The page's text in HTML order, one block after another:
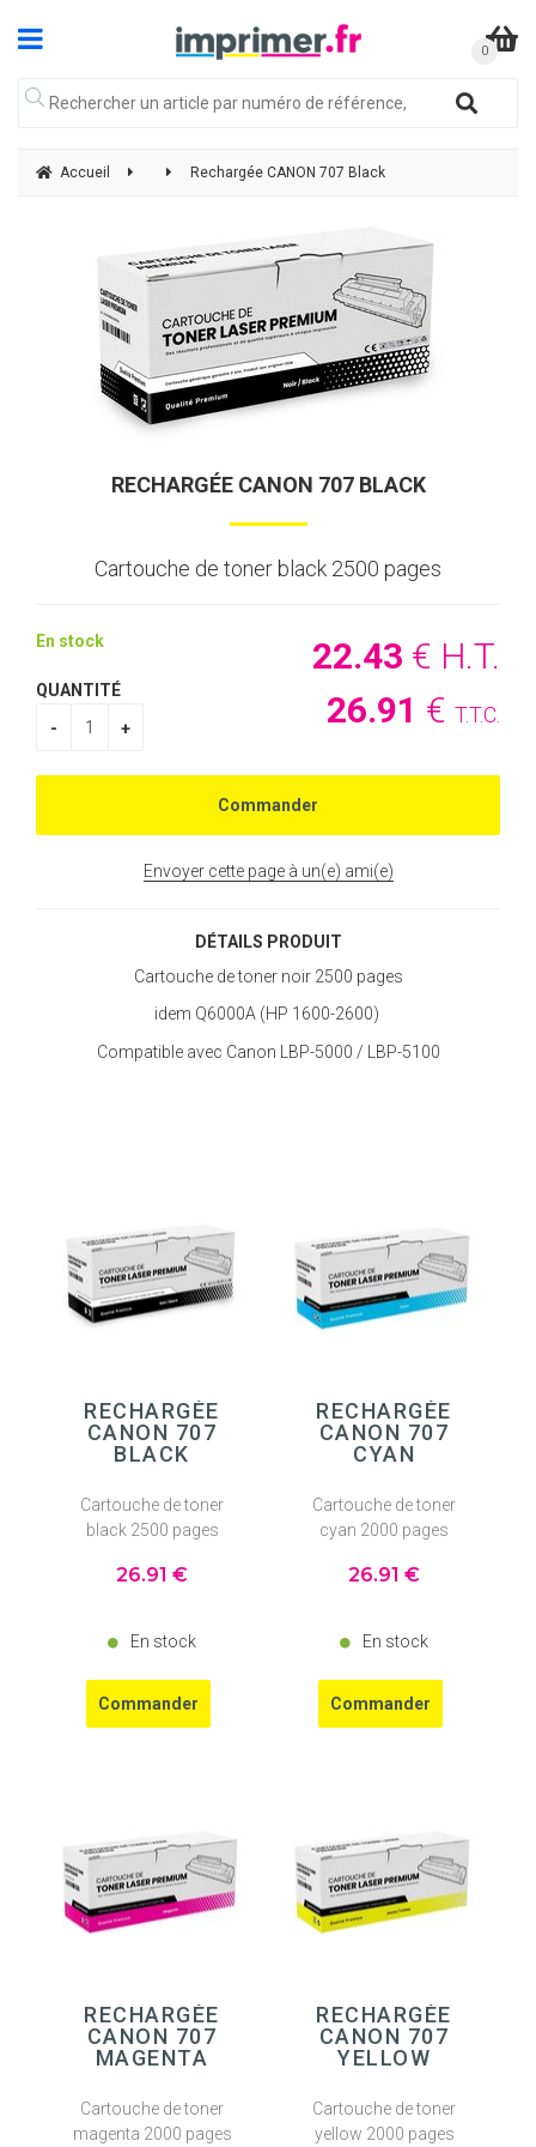
Accueil Rechargée CANON 707 Black
RECHARGÉE CANON 707 BLACK
Cartouche de toner black 2500 pages
22.43 € H.T.
26.91 € T.T.C.
En stock
QUANTITÉ
Envoyer cette page à un(e) ami(e)
DÉTAILS PRODUIT
Cartouche de toner noir 2500 pages
idem Q6000A (HP 1600-2600)
Compatible avec Canon LBP-5000 / LBP-5100
RECHARGÉE
CANON 707
BLACK
Cartouche de toner
black 2500 pages
26.91 €
En stock
RECHARGÉE
CANON 707
CYAN
Cartouche de toner
cyan 2000 pages
26.91 €
En stock
RECHARGÉE
CANON 707
MAGENTA
Cartouche de toner
magenta 2000 pages
RECHARGÉE
CANON 707
YELLOW
Cartouche de toner
yellow 2000 pages